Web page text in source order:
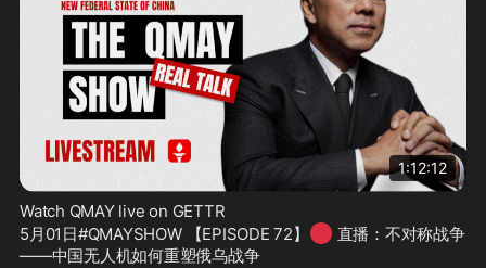
Watch QMAY live on GETTR
5月01日#QMAYSHOW 【EPISODE 72】 🔴 直播：不对称战争
——中国无人机如何重塑俄乌战争
1:12:12